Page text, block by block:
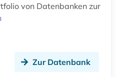
von Datenbanken zur
Zur Datenbank